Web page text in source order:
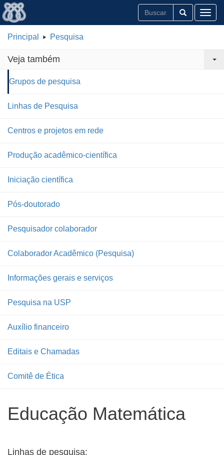
Principal Pesquisa
Veja também
Grupos de pesquisa
Linhas de Pesquisa
Centros e projetos em rede
Produção acadêmico-científica
Iniciação científica
Pós-doutorado
Pesquisador colaborador
Colaborador Acadêmico (Pesquisa)
Informações gerais e serviços
Pesquisa na USP
Auxílio financeiro
Editais e Chamadas
Comitê de Ética
Educação Matemática
Linhas de pesquisa: